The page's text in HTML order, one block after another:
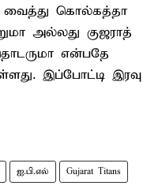
வைத்து கொல்கத்தா
அல்லது குஜராத்
என்பதே
இப்போட்டி இரவு
ஐ.பி.எல் Gujarat Titans